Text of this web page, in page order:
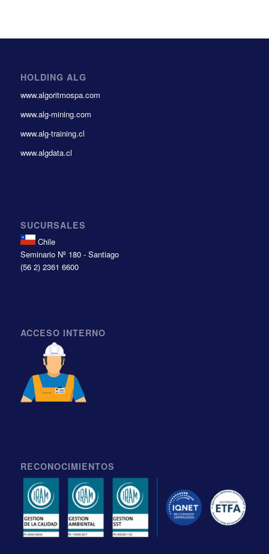
HOLDING ALG
www.algoritmospa.com
www.alg-mining.com
www.alg-training.cl
www.algdata.cl
SUCURSALES
Chile
Seminario Nº 180 - Santiago
(56 2) 2361 6600
ACCESO INTERNO
RECONOCIMIENTOS